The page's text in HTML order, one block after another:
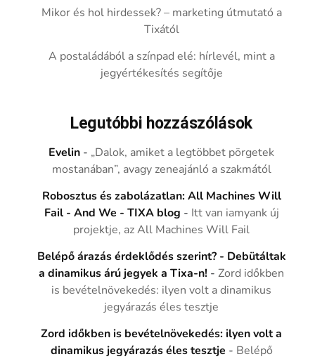
Mikor és hol hirdessek? – marketing útmutató a
Tixától
A postaládából a színpad elé: hírlevél, mint a
jegyértékesítés segítője
Legutóbbi hozzászólások
Evelin - „Dalok, amiket a legtöbbet pörgetek
mostanában”, avagy zeneajánló a szakmától
Robosztus és zabolázatlan: All Machines Will
Fail - And We - TIXA blog - Itt van iamyank új
projektje, az All Machines Will Fail
Belépő árazás érdeklődés szerint? - Debütáltak
a dinamikus árú jegyek a Tixa-n! -Zord időkben
is bevételnövekedés: ilyen volt a dinamikus
jegyárazás éles tesztje
Zord időkben is bevételnövekedés: ilyen volt a
dinamikus jegyárazás éles tesztje - Belépő